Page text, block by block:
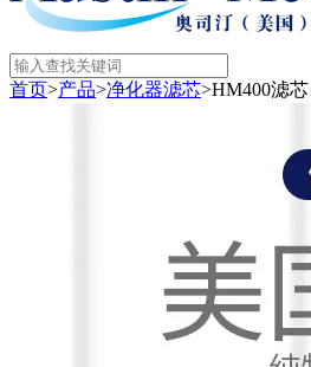
首页>产品>净化器滤芯>HM400滤芯